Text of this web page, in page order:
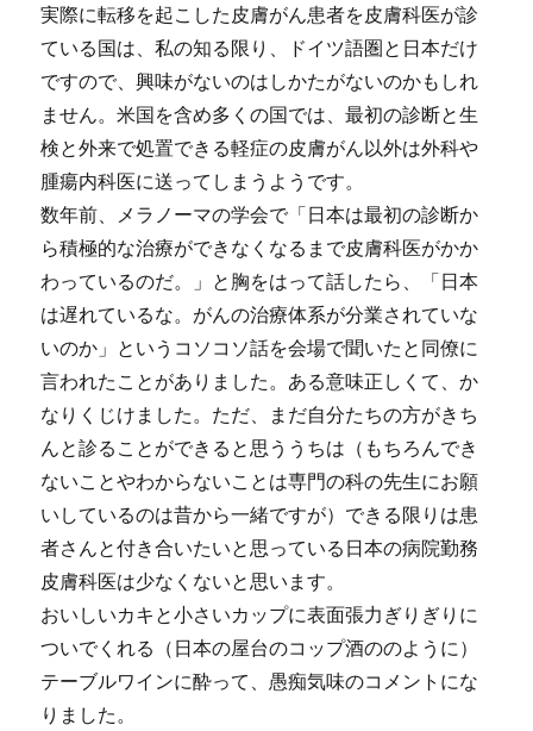
実際に転移を起こした皮膚がん患者を皮膚科医が診
ている国は、私の知る限り、ドイツ語圏と日本だけ
ですので、興味がないのはしかたがないのかもしれ
ません。米国を含め多くの国では、最初の診断と生
検と外来で処置できる軽症の皮膚がん以外は外科や
腫瘍内科医に送ってしまうようです。
数年前、メラノーマの学会で「日本は最初の診断か
ら積極的な治療ができなくなるまで皮膚科医がかか
わっているのだ。」と胸をはって話したら、「日本
は遅れているな。がんの治療体系が分業されていな
いのか」というコソコソ話を会場で聞いたと同僚に
言われたことがありました。ある意味正しくて、か
なりくじけました。ただ、まだ自分たちの方がきち
んと診ることができると思ううちは（もちろんでき
ないことやわからないことは専門の科の先生にお願
いしているのは昔から一緒ですが）できる限りは患
者さんと付き合いたいと思っている日本の病院勤務
皮膚科医は少なくないと思います。
おいしいカキと小さいカップに表面張力ぎりぎりに
ついでくれる（日本の屋台のコップ酒ののように）
テーブルワインに酔って、愚痴気味のコメントにな
りました。